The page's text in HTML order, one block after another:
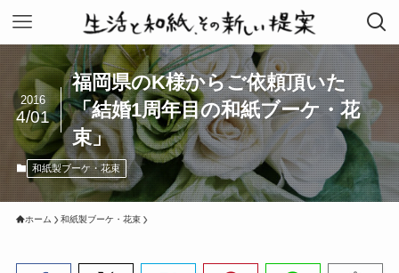
福岡県のK様からご依頼頂いた
「結婚1周年目の和紙ブーケ・花
束」
2016
4/01
和紙製ブーケ・花束
ホーム 和紙製ブーケ・花束